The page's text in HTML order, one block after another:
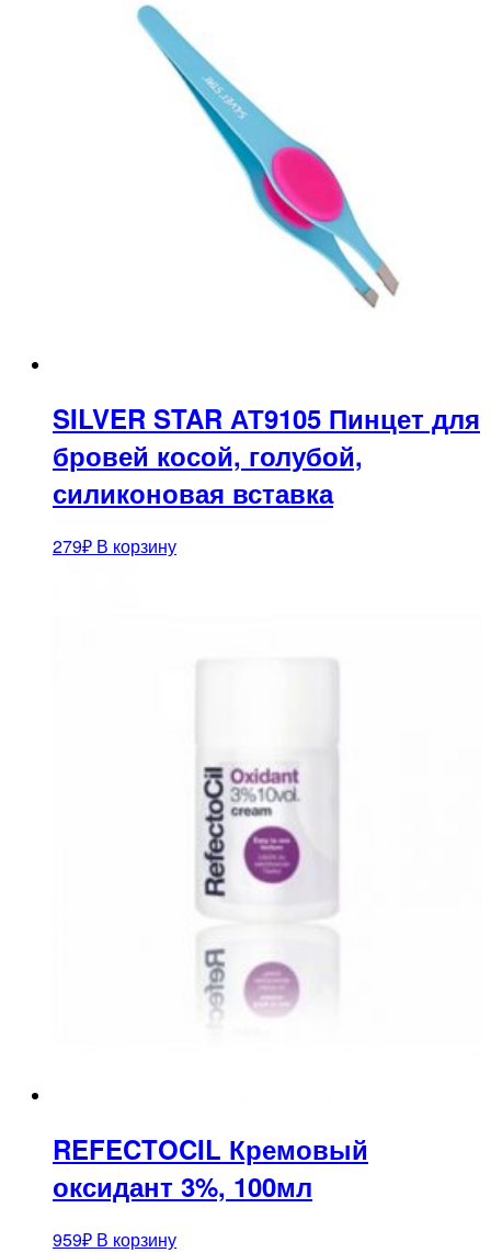
SILVER STAR АТ9105 Пинцет для
бровей косой, голубой,
силиконовая вставка
279₽ В корзину
REFECTOCIL Кремовый
оксидант 3%, 100мл
959₽ В корзину